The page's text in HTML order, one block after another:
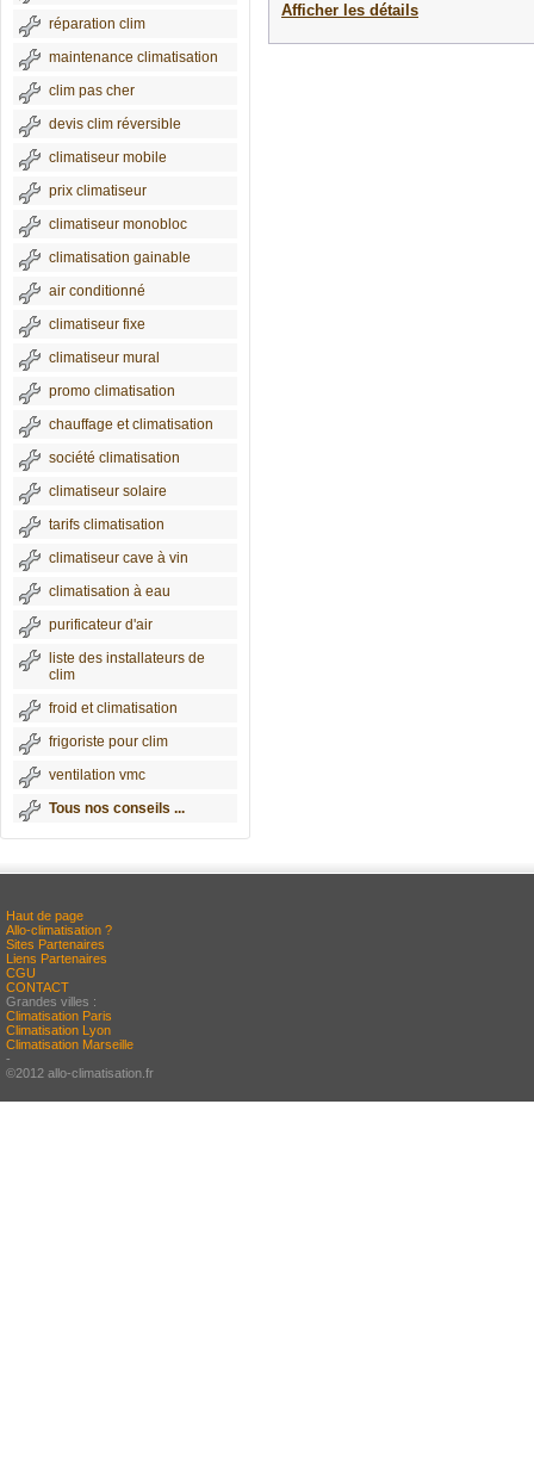
réparation clim
maintenance climatisation
clim pas cher
devis clim réversible
climatiseur mobile
prix climatiseur
climatiseur monobloc
climatisation gainable
air conditionné
climatiseur fixe
climatiseur mural
promo climatisation
chauffage et climatisation
société climatisation
climatiseur solaire
tarifs climatisation
climatiseur cave à vin
climatisation à eau
purificateur d'air
liste des installateurs de
clim
froid et climatisation
frigoriste pour clim
ventilation vmc
Tous nos conseils ...
Afficher les détails
Haut de page
Allo-climatisation ?
Sites Partenaires
Liens Partenaires
CGU
CONTACT
Grandes villes :
Climatisation Paris
Climatisation Lyon
Climatisation Marseille
-
©2012 allo-climatisation.fr